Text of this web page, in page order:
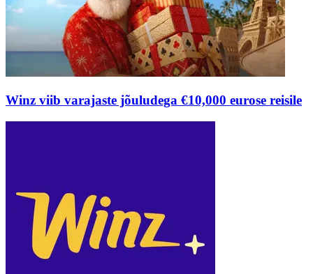
Winz viib varajaste jõuludega €10,000 eurose reisile